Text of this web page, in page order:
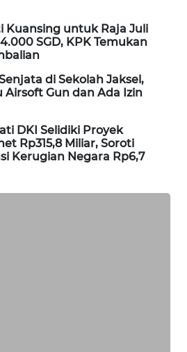
Kuansing untuk Raja Juli
SGD, KPK Temukan
di Sekolah Jaksel,
Airsoft Gun dan Ada Izin
DKI Selidiki Proyek
Rp315,8 Miliar, Soroti
Kerugian Negara Rp6,7